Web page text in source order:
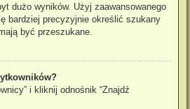
dużo wyników. Użyj zaawansowanego
bardziej precyzyjnie określić szukany
być przeszukane.
i kliknij odnośnik “Znajdź